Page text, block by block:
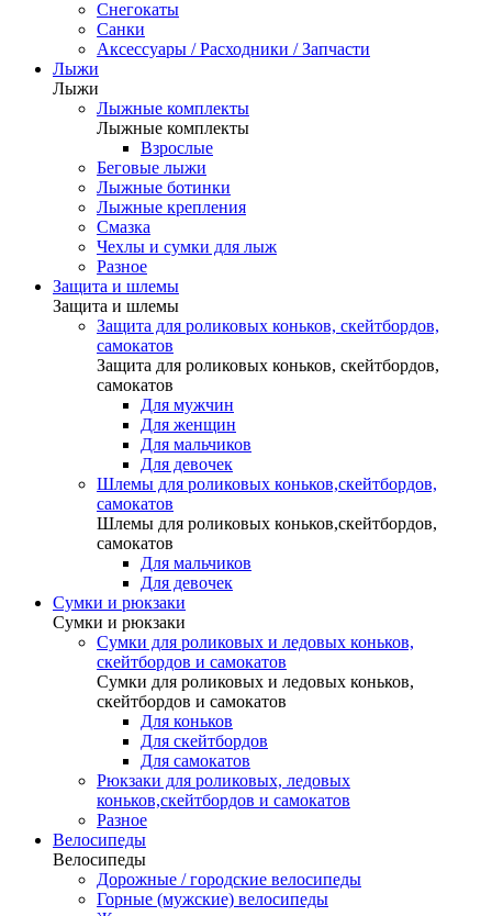
Снегокаты
Санки
Аксессуары / Расходники / Запчасти
Лыжи
Лыжи
Лыжные комплекты
Лыжные комплекты
Взрослые
Беговые лыжи
Лыжные ботинки
Лыжные крепления
Смазка
Чехлы и сумки для лыж
Разное
Защита и шлемы
Защита и шлемы
Защита для роликовых коньков, скейтбордов,
самокатов
Защита для роликовых коньков, скейтбордов,
самокатов
Для мужчин
Для женщин
Для мальчиков
Для девочек
Шлемы для роликовых коньков,скейтбордов,
самокатов
Шлемы для роликовых коньков,скейтбордов,
самокатов
Для мальчиков
Для девочек
Сумки и рюкзаки
Сумки и рюкзаки
Сумки для роликовых и ледовых коньков,
скейтбордов и самокатов
Сумки для роликовых и ледовых коньков,
скейтбордов и самокатов
Для коньков
Для скейтбордов
Для самокатов
Рюкзаки для роликовых, ледовых
коньков,скейтбордов и самокатов
Разное
Велосипеды
Велосипеды
Дорожные / городские велосипеды
Горные (мужские) велосипеды